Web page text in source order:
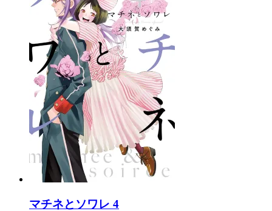
マチネとソワレ 4